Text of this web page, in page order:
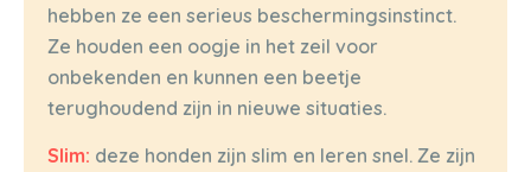
hebben ze een serieus beschermingsinstinct.
Ze houden een oogje in het zeil voor
onbekenden en kunnen een beetje
terughoudend zijn in nieuwe situaties.
Slim: deze honden zijn slim en leren snel. Ze zijn